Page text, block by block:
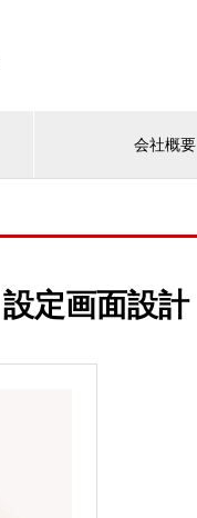
会社概要
設定画面設計